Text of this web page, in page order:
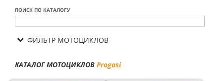
ПОИСК ПО КАТАЛОГУ
ФИЛЬТР МОТОЦИКЛОВ
КАТАЛОГ МОТОЦИКЛОВ Progasi